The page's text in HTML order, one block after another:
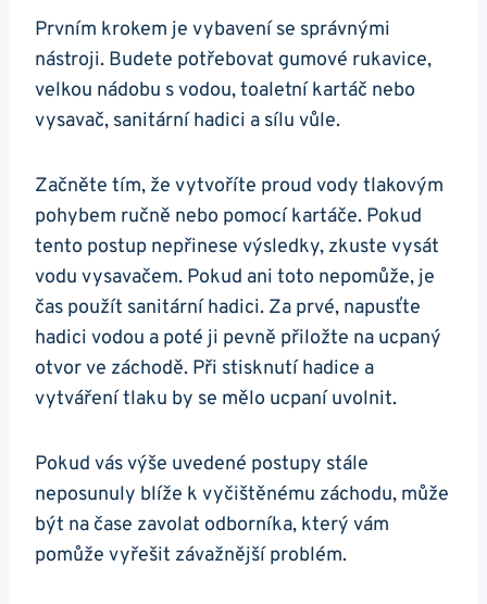
Prvním ⁤krokem je vybavení se správnými
nástroji. Budete potřebovat gumové rukavice,
velkou nádobu s vodou, ⁣toaletní ‍kartáč nebo
vysavač, sanitární hadici​ a sílu vůle.
Začněte tím, že vytvoříte proud vody tlakovým
pohybem ručně nebo pomocí ‌kartáče. Pokud
tento postup nepřinese výsledky, zkuste​ vysát
vodu vysavačem. Pokud ani ‍toto nepomůže, je
čas použít sanitární hadici. Za prvé, napusťte
hadici vodou a poté ji pevně přiložte na‌ ucpaný
otvor‌ ve záchodě. Při stisknutí hadice a
vytváření tlaku by se ‍mělo‍ ucpaní uvolnit.
Pokud vás výše uvedené postupy stále
neposunuly blíže⁣ k vyčištěnému⁣ záchodu, může
být na čase zavolat ‍odborníka, který vám
pomůže vyřešit závažnější problém.